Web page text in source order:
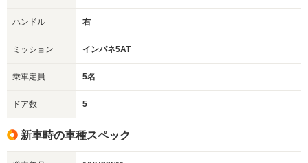
ハンドル 右
ミッション インパネ5AT
乗車定員 5名
ドア数 5
新車時の車種スペック